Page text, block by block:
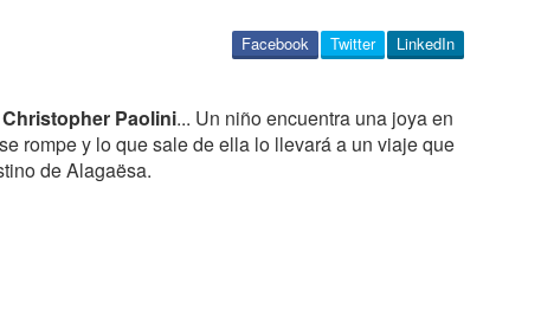
LinkedIn
Twitter
Facebook
Christopher Paolini... Un niño encuentra una joya en
rompe y lo que sale de ella lo llevará a un viaje que
de Alagaësa.